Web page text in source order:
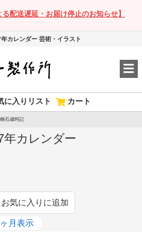
配送遅延・お届け停止のお知らせ】
カレンダー 芸術・イラスト
に入りリスト カート
石歳時記
年カレンダー
お気に入りに追加
月表示